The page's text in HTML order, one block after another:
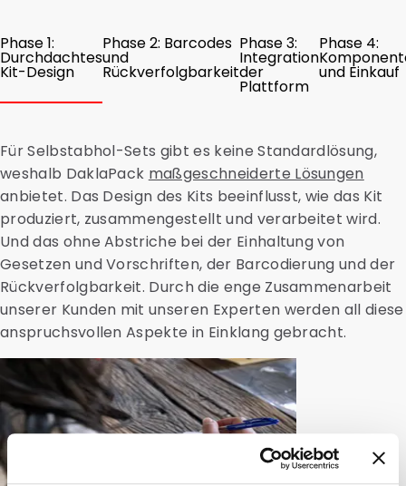
Phase 1:
Durchdachtes
Kit-Design
Phase 2: Barcodes
und
Rückverfolgbarkeit
Phase 3:
Integration
der
Plattform
Phase 4:
und Einkauf
Für Selbstabhol-Sets gibt es keine Standardlösung,
weshalb DaklaPack maßgeschneiderte Lösungen
anbietet. Das Design des Kits beeinflusst, wie das Kit
produziert, zusammengestellt und verarbeitet wird.
Und das ohne Abstriche bei der Einhaltung von
Gesetzen und Vorschriften, der Barcodierung und der
Rückverfolgbarkeit. Durch die enge Zusammenarbeit
unserer Kunden mit unseren Experten werden all diese
anspruchsvollen Aspekte in Einklang gebracht.